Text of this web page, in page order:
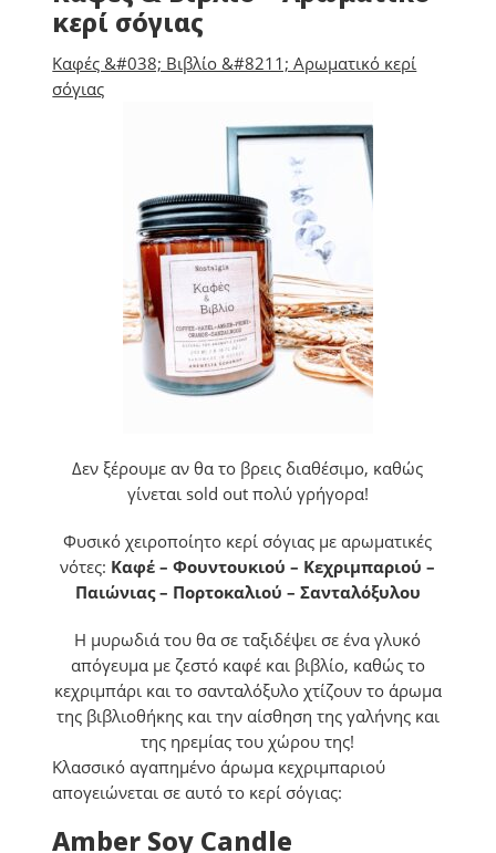
κερί σόγιας
Καφές &#038; Βιβλίο &#8211; Αρωματικό κερί
σόγιας
Δεν ξέρουμε αν θα το βρεις διαθέσιμο, καθώς
γίνεται sold out πολύ γρήγορα!
Φυσικό χειροποίητο κερί σόγιας με αρωματικές
νότες: Καφέ – Φουντουκιού – Κεχριμπαριού –
Παιώνιας – Πορτοκαλιού – Σανταλόξυλου
Η μυρωδιά του θα σε ταξιδέψει σε ένα γλυκό
απόγευμα με ζεστό καφέ και βιβλίο, καθώς το
κεχριμπάρι και το σανταλόξυλο χτίζουν το άρωμα
της βιβλιοθήκης και την αίσθηση της γαλήνης και
της ηρεμίας του χώρου της!
Κλασσικό αγαπημένο άρωμα κεχριμπαριού
απογειώνεται σε αυτό το κερί σόγιας:
Amber Soy Candle